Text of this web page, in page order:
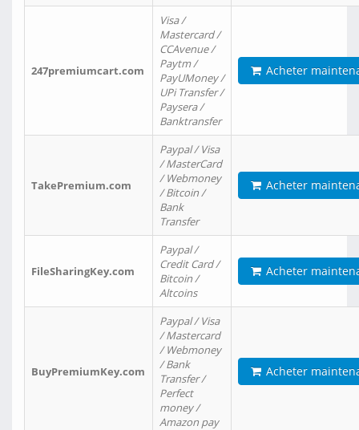
247premiumcart.com
Visa /
Mastercard /
CCAvenue /
Paytm /
PayUMoney /
UPi Transfer /
Paysera /
Banktransfer
Acheter
TakePremium.com
Paypal / Visa
/ MasterCard
/ Webmoney
/ Bitcoin /
Bank
Transfer
Acheter
FileSharingKey.com
Paypal /
Credit Card /
Bitcoin /
Altcoins
Acheter
BuyPremiumKey.com
Paypal / Visa
/ Mastercard
/ Webmoney
/ Bank
Transfer /
Perfect
money /
Amazon pay
Acheter